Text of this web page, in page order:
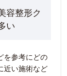
容整形ク
い
を参考にどの
近い施術など